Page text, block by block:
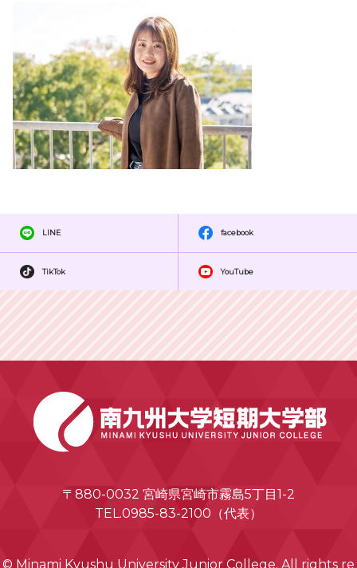
LINE facebook
TikTok YouTube
〒880-0032 宮崎県宮崎市霧島5丁目1-2
TEL.0985-83-2100（代表）
© Minami Kyushu University Junior College. All rights re